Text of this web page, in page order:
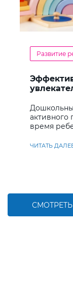
Развитие
активного
время
ЧИТАТЬ